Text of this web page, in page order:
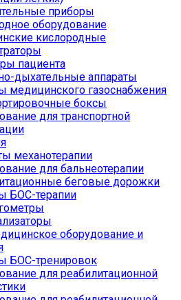
приборы
оборудование
кислородные
пациента
дыхательные аппараты
медицинского газоснабжения
боксы
для транспортной
механотерапии
для бальнеотерапии
беговые дорожки
БОС-терапии
оборудование и
БОС-тренировок
для реабилитационной